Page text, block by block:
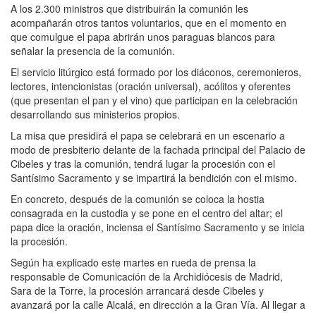
A los 2.300 ministros que distribuirán la comunión les
acompañarán otros tantos voluntarios, que en el momento en
que comulgue el papa abrirán unos paraguas blancos para
señalar la presencia de la comunión.
El servicio litúrgico está formado por los diáconos, ceremonieros,
lectores, intencionistas (oración universal), acólitos y oferentes
(que presentan el pan y el vino) que participan en la celebración
desarrollando sus ministerios propios.
La misa que presidirá el papa se celebrará en un escenario a
modo de presbiterio delante de la fachada principal del Palacio de
Cibeles y tras la comunión, tendrá lugar la procesión con el
Santísimo Sacramento y se impartirá la bendición con el mismo.
En concreto, después de la comunión se coloca la hostia
consagrada en la custodia y se pone en el centro del altar; el
papa dice la oración, inciensa el Santísimo Sacramento y se inicia
la procesión.
Según ha explicado este martes en rueda de prensa la
responsable de Comunicación de la Archidiócesis de Madrid,
Sara de la Torre, la procesión arrancará desde Cibeles y
avanzará por la calle Alcalá, en dirección a la Gran Vía. Al llegar a